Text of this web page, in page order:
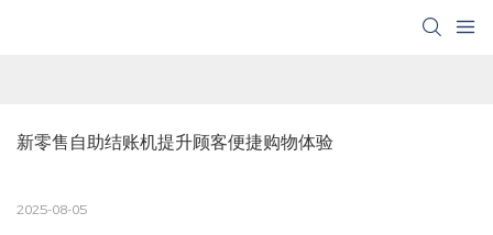
新零售自助结账机提升顾客便捷购物体验
2025-08-05